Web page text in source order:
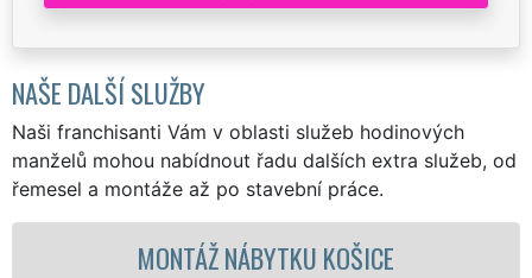
NAŠE DALŠÍ SLUŽBY
Naši franchisanti Vám v oblasti služeb hodinových
manželů mohou nabídnout řadu dalších extra služeb, od
řemesel a montáže až po stavební práce.
MONTÁŽ NÁBYTKU KOŠICE